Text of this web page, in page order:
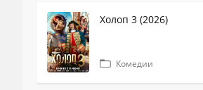
Холоп 3 (2026)
Комедии